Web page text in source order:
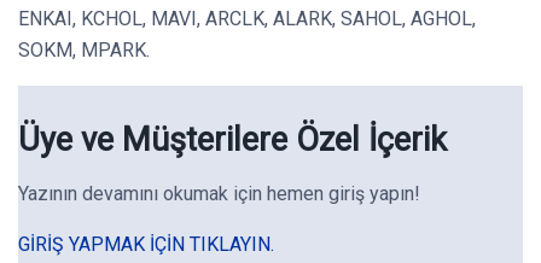
ENKAI, KCHOL, MAVI, ARCLK, ALARK, SAHOL, AGHOL,
SOKM, MPARK.
Üye ve Müşterilere Özel İçerik
Yazının devamını okumak için hemen giriş yapın!
GIRIŞ YAPMAK IÇIN TIKLAYIN.